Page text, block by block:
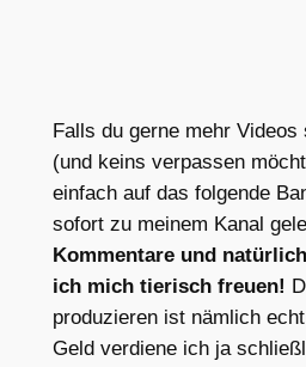
Falls du gerne mehr
(und keins verpassen
einfach auf das folgende
sofort zu meinem Kanal
Kommentare und
ich mich tierisch freuen!
produzieren ist nämlich
Geld verdiene ich ja